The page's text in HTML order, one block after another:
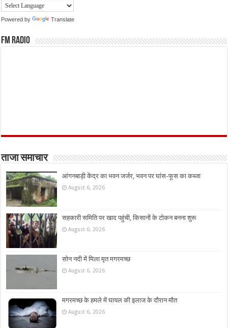
Powered by Translate
FM Radio
ताजा समाचार
आंगनबाड़ी केंद्र का भवन जर्जर, भवन पर घांस-फूस का कब्जा
August 6, 2026
सहकारी समिति पर खाद पहुंची, किसानों के टोकन बनना शुरू
August 6, 2026
सोन नदी में मिला मृत मगरमच्छ
August 6, 2026
मगरमच्छ के हमले में घायल की इलाज के दौरान मौत
August 6, 2026